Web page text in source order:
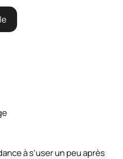
à s'user un peu après